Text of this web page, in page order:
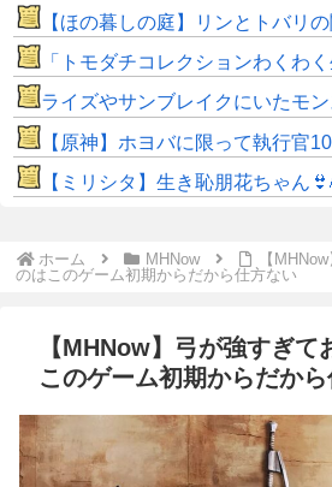
【ほの暮しの庭】リンとトバリの関係性
「トモダチコレクションわくわ
ライズやサンブレイクにいたモンスターを復活
【原神】ホヨバに限って執行官10位が
【ミリシタ】生き恥朋花ちゃん
ホーム MHNow
【
のはこのゲーム初期からだから仕方ない
【MHNow】弓が強すぎて
このゲーム初期からだか